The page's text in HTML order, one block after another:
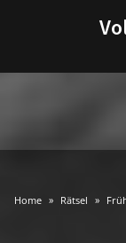
Home Rätsel